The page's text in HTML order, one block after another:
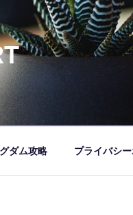
ダム攻略 プライバシ